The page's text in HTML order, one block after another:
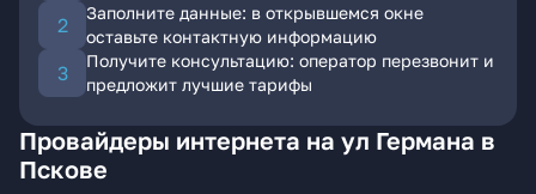
Заполните данные: в открывшемся окне
оставьте контактную информацию
Получите консультацию: оператор перезвонит и
предложит лучшие тарифы
Провайдеры интернета на ул Германа в
Пскове